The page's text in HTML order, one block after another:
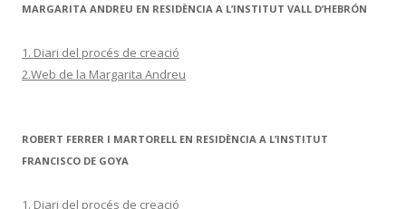
MARGARITA ANDREU EN RESIDÈNCIA A L’INSTITUT VALL D’HEBRÓN
1. Diari del procés de creació
2.Web de la Margarita Andreu
ROBERT FERRER I MARTORELL EN RESIDÈNCIA A L’INSTITUT
FRANCISCO DE GOYA
1. Diari del procés de creació